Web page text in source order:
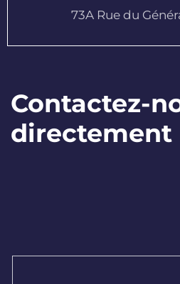
73A Rue du
Contactez-
directement